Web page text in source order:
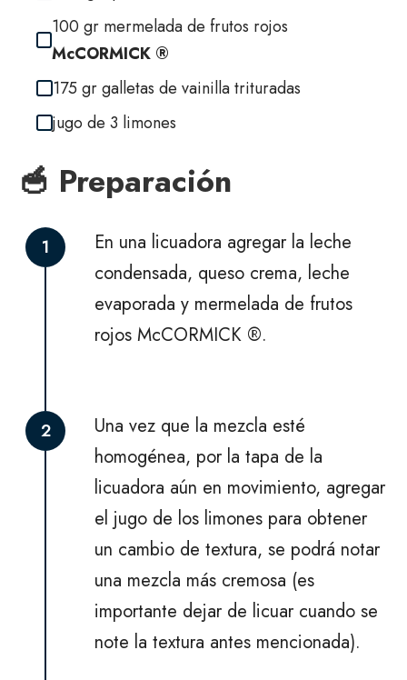
100 gr mermelada de frutos rojos
McCORMICK ®
175 gr galletas de vainilla trituradas
jugo de 3 limones
🥣 Preparación
1
En una licuadora agregar la leche
condensada, queso crema, leche
evaporada y mermelada de frutos
rojos McCORMICK ®.
2
Una vez que la mezcla esté
homogénea, por la tapa de la
licuadora aún en movimiento, agregar
el jugo de los limones para obtener
un cambio de textura, se podrá notar
una mezcla más cremosa (es
importante dejar de licuar cuando se
note la textura antes mencionada).